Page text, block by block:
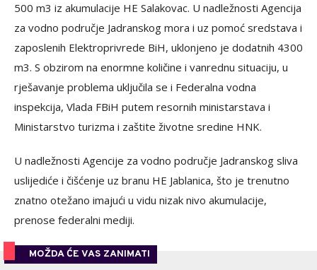
500 m3 iz akumulacije HE Salakovac. U nadležnosti Agencija
za vodno područje Jadranskog mora i uz pomoć sredstava i
zaposlenih Elektroprivrede BiH, uklonjeno je dodatnih 4300
m3. S obzirom na enormne količine i vanrednu situaciju, u
rješavanje problema uključila se i Federalna vodna
inspekcija, Vlada FBiH putem resornih ministarstava i
Ministarstvo turizma i zaštite životne sredine HNK.
U nadležnosti Agencije za vodno područje Jadranskog sliva
uslijediće i čišćenje uz branu HE Jablanica, što je trenutno
znatno otežano imajući u vidu nizak nivo akumulacije,
prenose federalni mediji.
MOŽDA ĆE VAS ZANIMATI